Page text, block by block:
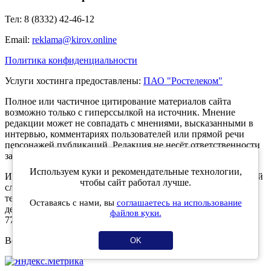
Тел: 8 (8332) 42-46-12
Email: reklama@kirov.online
Политика конфиденциальности
Услуги хостинга предоставлены: ПАО "Ростелеком"
Полное или частичное цитирование материалов сайта
возможно только с гиперссылкой на источник. Мнение
редакции может не совпадать с мнениями, высказанными в
интервью, комментариях пользователей или прямой речи
персонажей публикаций. Редакция не несёт ответственности
за текст комментариев читателей.
Интернет-портал Kirov.online зарегистрирован в Федеральной
службе по надзору в сфере связи, информационных
технологий и массовых коммуникаций (Роскомнадзор) 5
декабря 2019 года. Регистрационный номер ЭЛ № ФС 77 -
77189.
Возрастное ограничение 12+
Используем куки и рекомендательные технологии,
чтобы сайт работал лучше.
Оставаясь с нами, вы соглашаетесь на использование
файлов куки.
OK